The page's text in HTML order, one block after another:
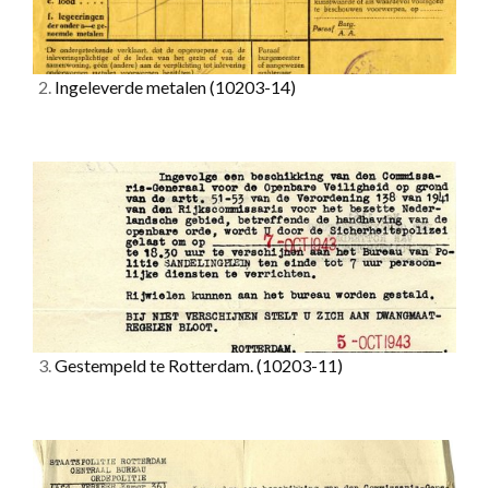
2. Ingeleverde metalen(10203-14)
3.Gestempeld te Rotterdam.(10203-11)